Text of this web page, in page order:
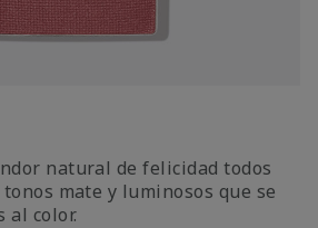
natural de felicidad todos
mate y luminosos que se
al color.